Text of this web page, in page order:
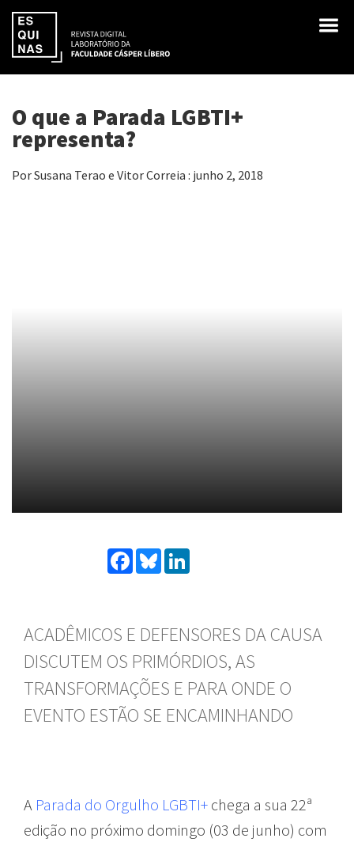
O que a Parada LGBTI+
representa?
Por Susana Terao e Vitor Correia : junho 2, 2018
Facebook
Bluesky
ACADÊMICOS E DEFENSORES DA CAUSA
DISCUTEM OS PRIMÓRDIOS, AS
TRANSFORMAÇÕES E PARA ONDE O
EVENTO ESTÃO SE ENCAMINHANDO
A Parada do Orgulho LGBTI+ chega a sua 22ª
edição no próximo domingo (03 de junho) com